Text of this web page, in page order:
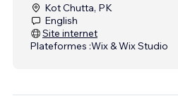
Kot Chutta, PK
English
Site internet
Plateformes :Wix & Wix Studio